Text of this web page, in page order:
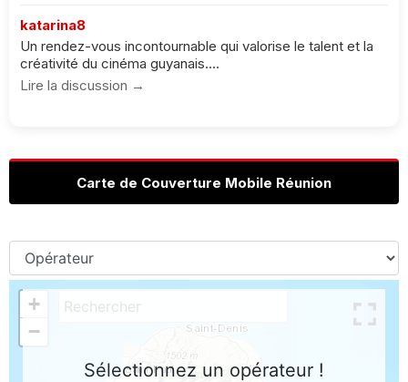
katarina8
Un rendez-vous incontournable qui valorise le talent et la
créativité du cinéma guyanais....
Lire la discussion →
Carte de Couverture Mobile Réunion